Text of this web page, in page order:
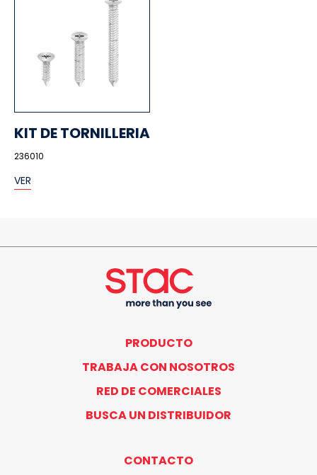
KIT DE TORNILLERIA
236010
VER
PRODUCTO
TRABAJA CON NOSOTROS
RED DE COMERCIALES
BUSCA UN DISTRIBUIDOR
CONTACTO